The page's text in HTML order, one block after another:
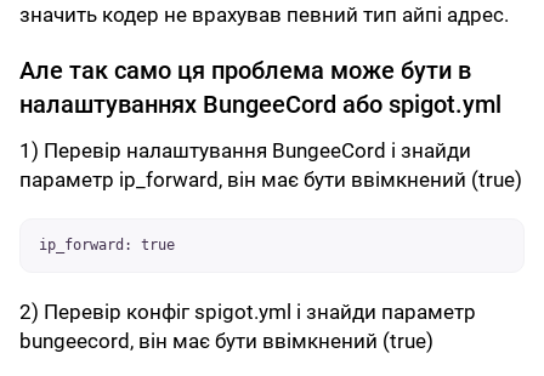
значить кодер не врахував певний тип айпі адрес.
Але так само ця проблема може бути в
налаштуваннях BungeeCord або spigot.yml
1) Перевір налаштування BungeeCord і знайди
параметр ip_forward, він має бути ввімкнений (true)
ip_forward: true
2) Перевір конфіг spigot.yml і знайди параметр
bungeecord, він має бути ввімкнений (true)